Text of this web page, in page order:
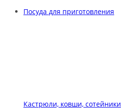
Посуда для приготовления
Кастрюли, ковши, сотейники